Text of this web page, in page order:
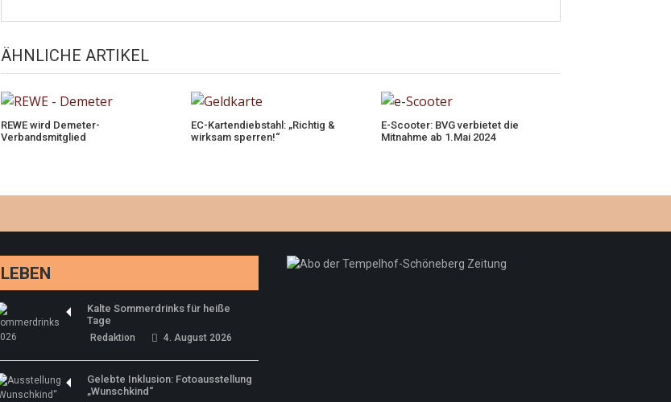
ÄHNLICHE ARTIKEL
REWE wird Demeter-
Verbandsmitglied
EC-Kartendiebstahl: „Richtig &
wirksam sperren!“
E-Scooter: BVG verbietet die
Mitnahme ab 1.Mai 2024
LEBEN
Kalte Sommerdrinks für heiße
Tage
Redaktion 4. August 2026
Gelebte Inklusion: Fotoausstellung
„Wunschkind“